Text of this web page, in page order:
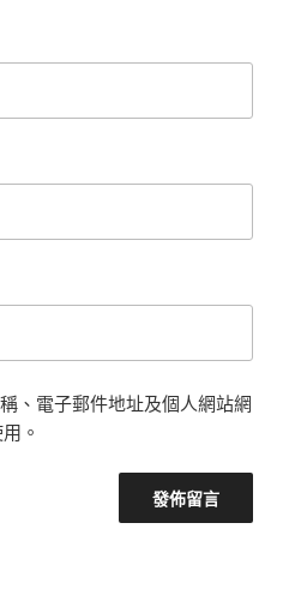
、電子郵件地址及個人網站網
。